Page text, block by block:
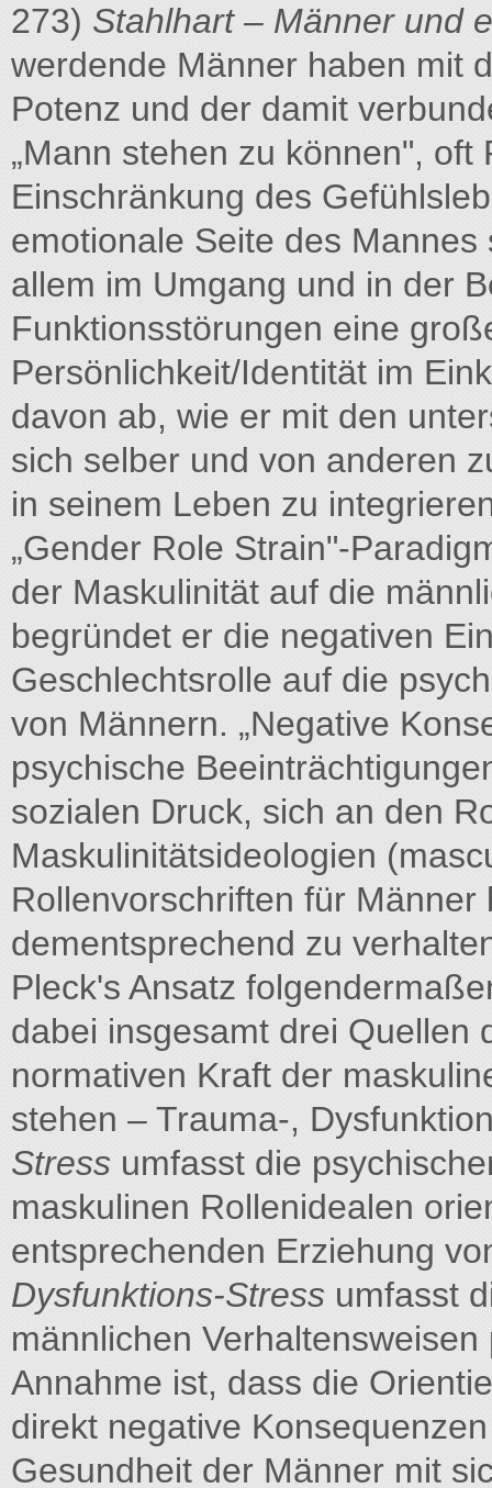
273) Stahlhart – Männer und
werdende Männer haben mit
Potenz und der damit
„Mann stehen zu können",
Einschränkung des
emotionale Seite des
allem im Umgang und in der
Funktionsstörungen eine
Persönlichkeit/Identität im
davon ab, wie er mit den
sich selber und von anderen
in seinem Leben zu
„Gender Role Strain"-
der Maskulinität auf die
begründet er die negativen
Geschlechtsrolle auf die
von Männern. „Negative
psychische
sozialen Druck, sich an den
Maskulinitätsideologien
Rollenvorschriften für
dementsprechend zu
Pleck's Ansatz
dabei insgesamt drei Quellen
normativen Kraft der
stehen – Trauma-,
Stress umfasst die
maskulinen Rollenidealen
entsprechenden Erziehung
Dysfunktions-Stress umfasst
männlichen
Annahme ist, dass die
direkt negative
Gesundheit der Männer mit